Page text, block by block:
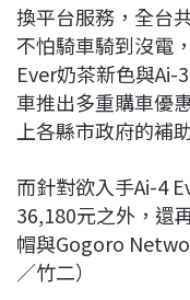
換平台服務，全台
不怕騎車騎到沒電
Ever奶茶新色與Ai-
車推出多重購車優
上各縣市政府的補
而針對欲入手Ai-4
36,180元之外，還
帽與Gogoro
／竹二）